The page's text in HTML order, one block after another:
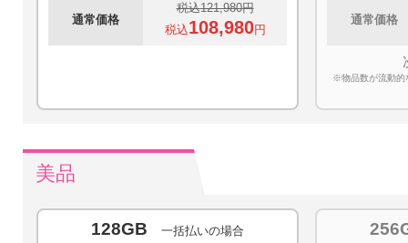
通常価格
税込121,980円
税込108,980円
通常価格
※物品数が流動的
美品
128GB 一括払いの場合